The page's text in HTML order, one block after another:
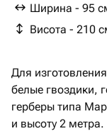
Ширина - 95
Висота - 210
Для
белые гвоздики,
герберы типа
и высоту 2 метра. Помимо вышеперечисленных цветов,